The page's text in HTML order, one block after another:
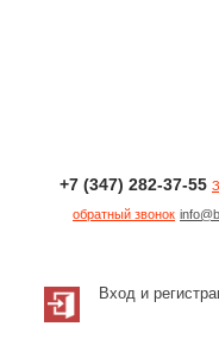
+7 (347) 282-37-55
обратный звонок
Вход и